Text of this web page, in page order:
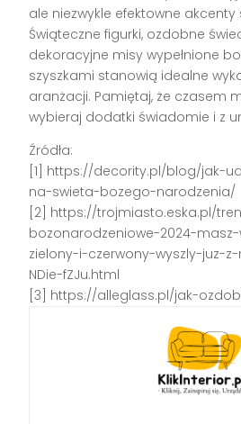
ale niezwykle efektowne akcenty
Świąteczne figurki, ozdobne
dekoracyjne misy wypełnione
szyszkami stanowią idealne
aranżacji. Pamiętaj, że czasem
wybieraj dodatki świadomie i z
Źródła:
[1] https://decority.pl/blog/jak-
na-swieta-bozego-narodzenia/
[2] https://trojmiasto.eska.pl/
bozonarodzeniowe-2024-
zielony-i-czerwony-wyszly-juz-
NDie-fZJu.html
[3] https://alleglass.pl/jak-